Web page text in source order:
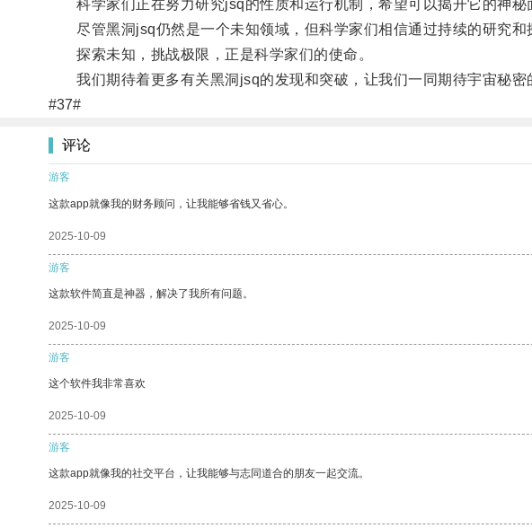
科学家们正在努力研究jsq的性质和运行机制，希望可以揭开它的神秘
尽管黑洞jsq仍然是一个未知领域，但科学家们相信通过持续的研究和
探索未知，挑战极限，正是科学家们的使命。
我们期待着更多有关黑洞jsq的发现和突破，让我们一同期待宇宙秘密
#37#
评论
游客
这款app就像我的财务顾问，让我能够省钱又省心。
2025-10-09
游客
这款软件简直是神器，解决了我所有问题。
2025-10-09
游客
这个软件我非常喜欢
2025-10-09
游客
这款app就像我的社交平台，让我能够与志同道合的朋友一起交流。
2025-10-09